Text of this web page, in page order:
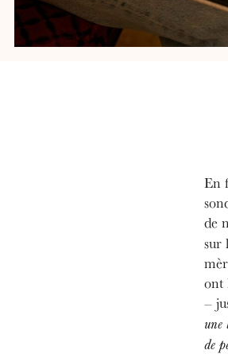
En
de
sur
ont
–
une
de